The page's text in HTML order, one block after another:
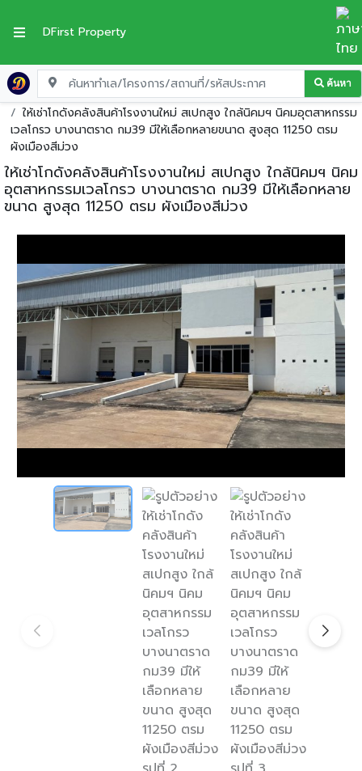
DFirst Property
ค้นหา
หน้าแรก โกดัง-โรงงานให้เช่า ฉะเชิงเทรา
บางปะกง
ให้เช่าโกดังคลังสินค้าโรงงานใหม่ สเปกสูง ใกล้นิคมฯ นิคมอุตสาหกรรม
เวลโกรว บางนาตราด กม39 มีให้เลือกหลายขนาด สูงสุด 11250 ตรม
ผังเมืองสีม่วง
ให้เช่าโกดังคลังสินค้าโรงงานใหม่ สเปกสูง ใกล้นิคมฯ นิคม
อุตสาหกรรมเวลโกรว บางนาตราด กม39 มีให้เลือกหลาย
ขนาด สูงสุด 11250 ตรม ผังเมืองสีม่วง